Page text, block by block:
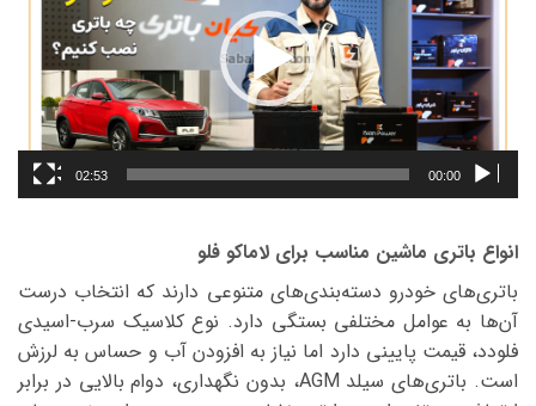
00:00
02:53
انواع باتری ماشین مناسب برای لاماکو فلو
باتری‌های خودرو دسته‌بندی‌های متنوعی دارند که انتخاب درست
آن‌ها به عوامل مختلفی بستگی دارد. نوع کلاسیک سرب-اسیدی
فلودد، قیمت پایینی دارد اما نیاز به افزودن آب و حساس به لرزش
است. باتری‌های سیلد AGM، بدون نگهداری، دوام بالایی در برابر